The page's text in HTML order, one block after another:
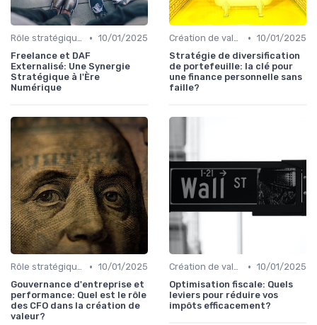
Rôle stratégique du CFO • 10/01/2025
Freelance et DAF
Externalisé: Une Synergie
Stratégique à l'Ère
Numérique
Création de valeur & rentabilité • 10/01/2025
Stratégie de diversification
de portefeuille: la clé pour
une finance personnelle sans
faille?
Rôle stratégique du CFO • 10/01/2025
Gouvernance d'entreprise et
performance: Quel est le rôle
des CFO dans la création de
valeur?
Création de valeur & rentabilité • 10/01/2025
Optimisation fiscale: Quels
leviers pour réduire vos
impôts efficacement?